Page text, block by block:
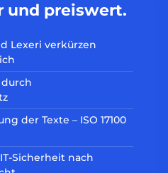
und preiswert.
Lexeri verkürzen
der Texte – ISO 17100
Sicherheit nach